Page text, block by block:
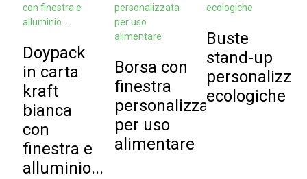
Doypack
in carta
kraft
bianca
con
finestra e
alluminio...
Borsa con
finestra
personalizzata
per uso
alimentare
Buste
stand-up
ecologiche